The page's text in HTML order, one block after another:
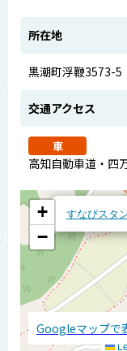
所在地
黒潮町浮鞭3573-
交通アクセス
車
高知自動車道・四
すなびスタ
+
−
Googleマップで